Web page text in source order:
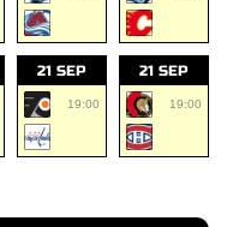
21 SEP
19:00
21 SEP
19:00